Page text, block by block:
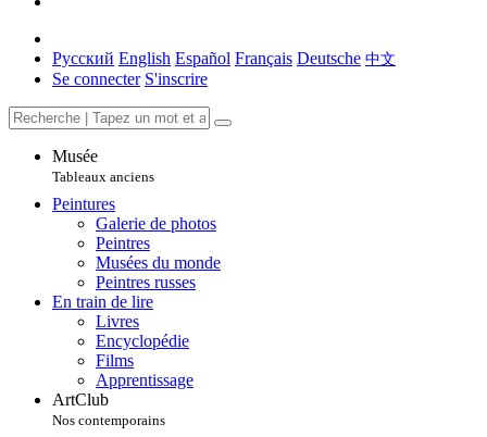
Русский English Español Français Deutsche 中文
Se connecter S'inscrire
Musée
Tableaux anciens
Peintures
Galerie de photos
Peintres
Musées du monde
Peintres russes
En train de lire
Livres
Encyclopédie
Films
Apprentissage
ArtClub
Nos contemporains